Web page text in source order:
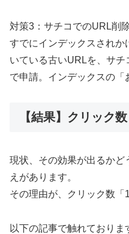
対策3：サチコでのURL削
すでにインデックスされか
いている古いURLを、サ
で申請。インデックスの「
【結果】クリック
現状、その効果が出るか
えがあります。
その理由が、クリック数「
以下の記事で触れており